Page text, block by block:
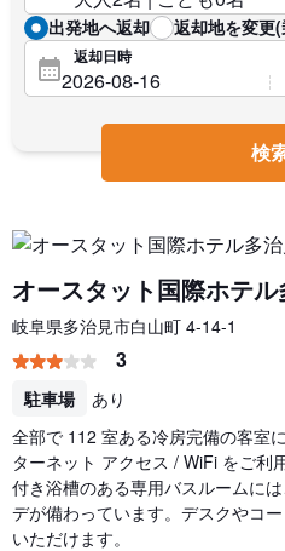
出発地へ返却 返却地を変更
返却日時
検
オースタット国際ホテ
岐阜県多治見市白山町 4-14-1
3
駐車場
あり
全部で 112 室ある冷房完備の客室
ターネット アクセス / WiFi をご利
付き浴槽のある専用バスルームに
デが備わっています。デスクやコ
いただけます。